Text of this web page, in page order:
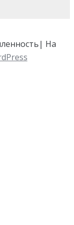
На